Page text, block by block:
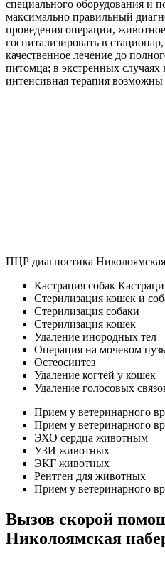
специального оборудования и
максимально правильный
проведения операции,
госпитализировать в
качественное лечение до
питомца; в экстренных
интенсивная терапия возможны
ПЦР диагностика
Кастрация собак
Стерилизация кошек и
Стерилизация собаки
Стерилизация кошек
Удаление инородных тел
Операция на мочевом
Остеосинтез
Удаление когтей у кошек
Удаление голосовых
Прием у ветеринарного
Прием у ветеринарного
ЭХО сердца животным
УЗИ животных
ЭКГ животных
Рентген для животных
Прием у ветеринарного
Вызов скорой
Николоямская